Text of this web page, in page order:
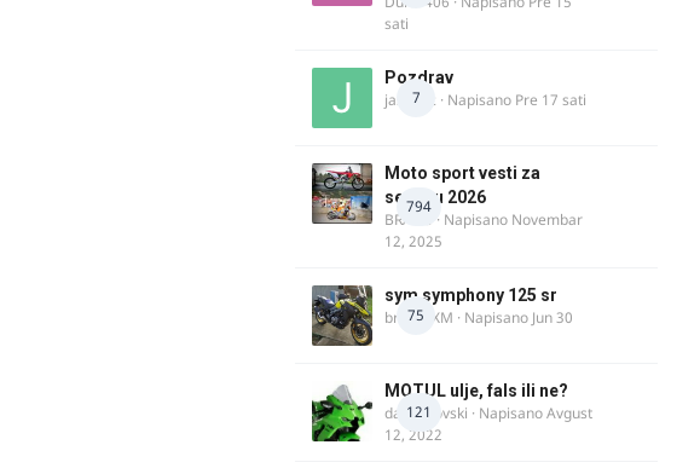
sati
7
Pozdrav
jasminc · Napisano Pre 17 sati
794
Moto sport vesti za
sezonu 2026
BRACO · Napisano Novembar
12, 2025
75
sym symphony 125 sr
brankoXM · Napisano Jun 30
121
MOTUL ulje, fals ili ne?
dalipopovski · NapisanoAvgust
12, 2022